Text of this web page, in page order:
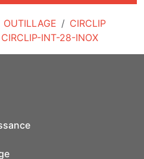
OUTILLAGE
CIRCLIP
CIRCLIP-INT-28-INOX